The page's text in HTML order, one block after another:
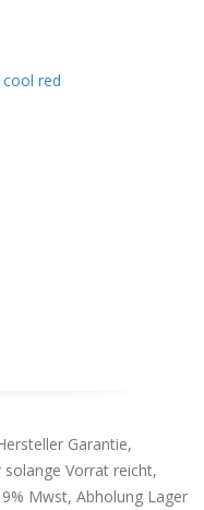
Garantie,
Vorrat reicht,
Mwst, Abholung Lager